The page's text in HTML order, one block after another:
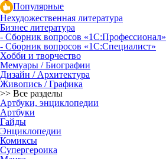
Популярные
Нехудожественная литература
Бизнес литература
- Сборник вопросов «1С:Профессионал»
- Сборник вопросов «1С:Специалист»
Хобби и творчество
Мемуары / Биографии
Дизайн / Архитектура
Живопись / Графика
>> Все разделы
Артбуки, энциклопедии
Артбуки
Гайды
Энциклопедии
Комиксы
Супергероика